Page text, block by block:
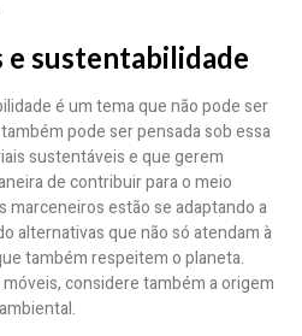
e sustentabilidade
é um tema que não pode ser
pode ser pensada sob essa
sustentáveis e que gerem
de contribuir para o meio
marceneiros estão se adaptando a
alternativas que não só atendam à
também respeitem o planeta.
considere também a origem